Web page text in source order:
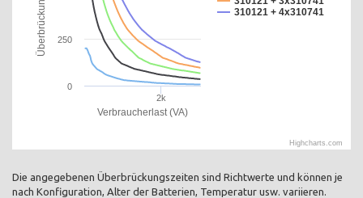
Verbraucherlast (VA)
310121 + 4x310741
2k
0
250
Highcharts.com
Die angegebenen Überbrückungszeiten sind Richtwerte und können je
nach Konfiguration, Alter der Batterien, Temperatur usw. variieren.